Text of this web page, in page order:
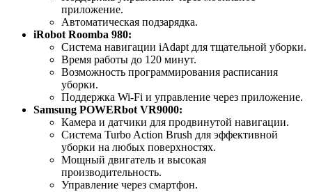
приложение.
Автоматическая подзарядка.
iRobot Roomba 980:
Система навигации iAdapt для тщательной уборки.
Время работы до 120 минут.
Возможность программирования расписания
уборки.
Поддержка Wi-Fi и управление через приложение.
Samsung POWERbot VR9000:
Камера и датчики для продвинутой навигации.
Система Turbo Action Brush для эффективной
уборки на любых поверхностях.
Мощный двигатель и высокая
производительность.
Управление через смартфон.